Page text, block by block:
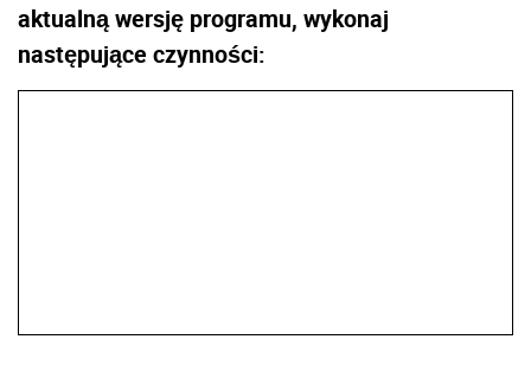
aktualną wersję programu, wykonaj
następujące czynności: